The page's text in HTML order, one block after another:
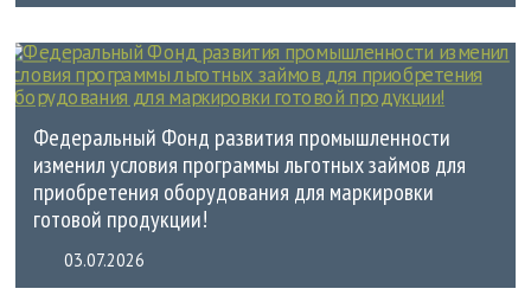
Федеральный Фонд развития промышленности
изменил условия программы льготных займов для
приобретения оборудования для маркировки
готовой продукции!
03.07.2026